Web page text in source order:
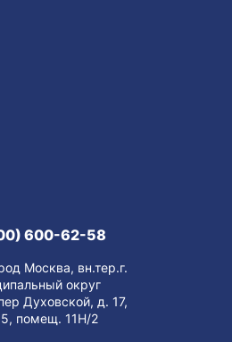
600-62-58
Москва, вн.тер.г.
округ
Духовской, д. 17,
помещ. 11Н/2